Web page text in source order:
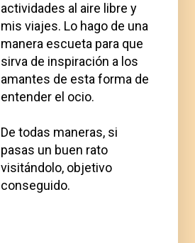
actividades al aire libre y
mis viajes. Lo hago de una
manera escueta para que
sirva de inspiración a los
amantes de esta forma de
entender el ocio.
De todas maneras, si
pasas un buen rato
visitándolo, objetivo
conseguido.